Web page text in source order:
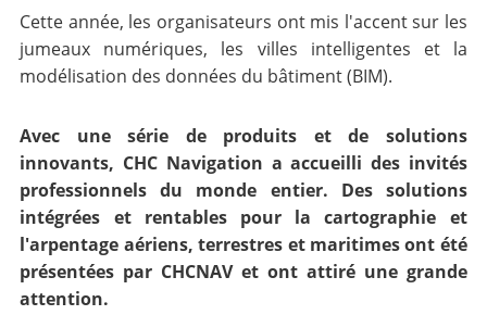
Cette année, les organisateurs ont mis l'accent sur les
jumeaux numériques, les villes intelligentes et la
modélisation des données du bâtiment (BIM).
Avec une série de produits et de solutions
innovants, CHC Navigation a accueilli des invités
professionnels du monde entier. Des solutions
intégrées et rentables pour la cartographie et
l'arpentage aériens, terrestres et maritimes ont été
présentées par CHCNAV et ont attiré une grande
attention.